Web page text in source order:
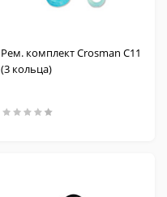
Рем. комплект Crosman C11
(3 кольца)